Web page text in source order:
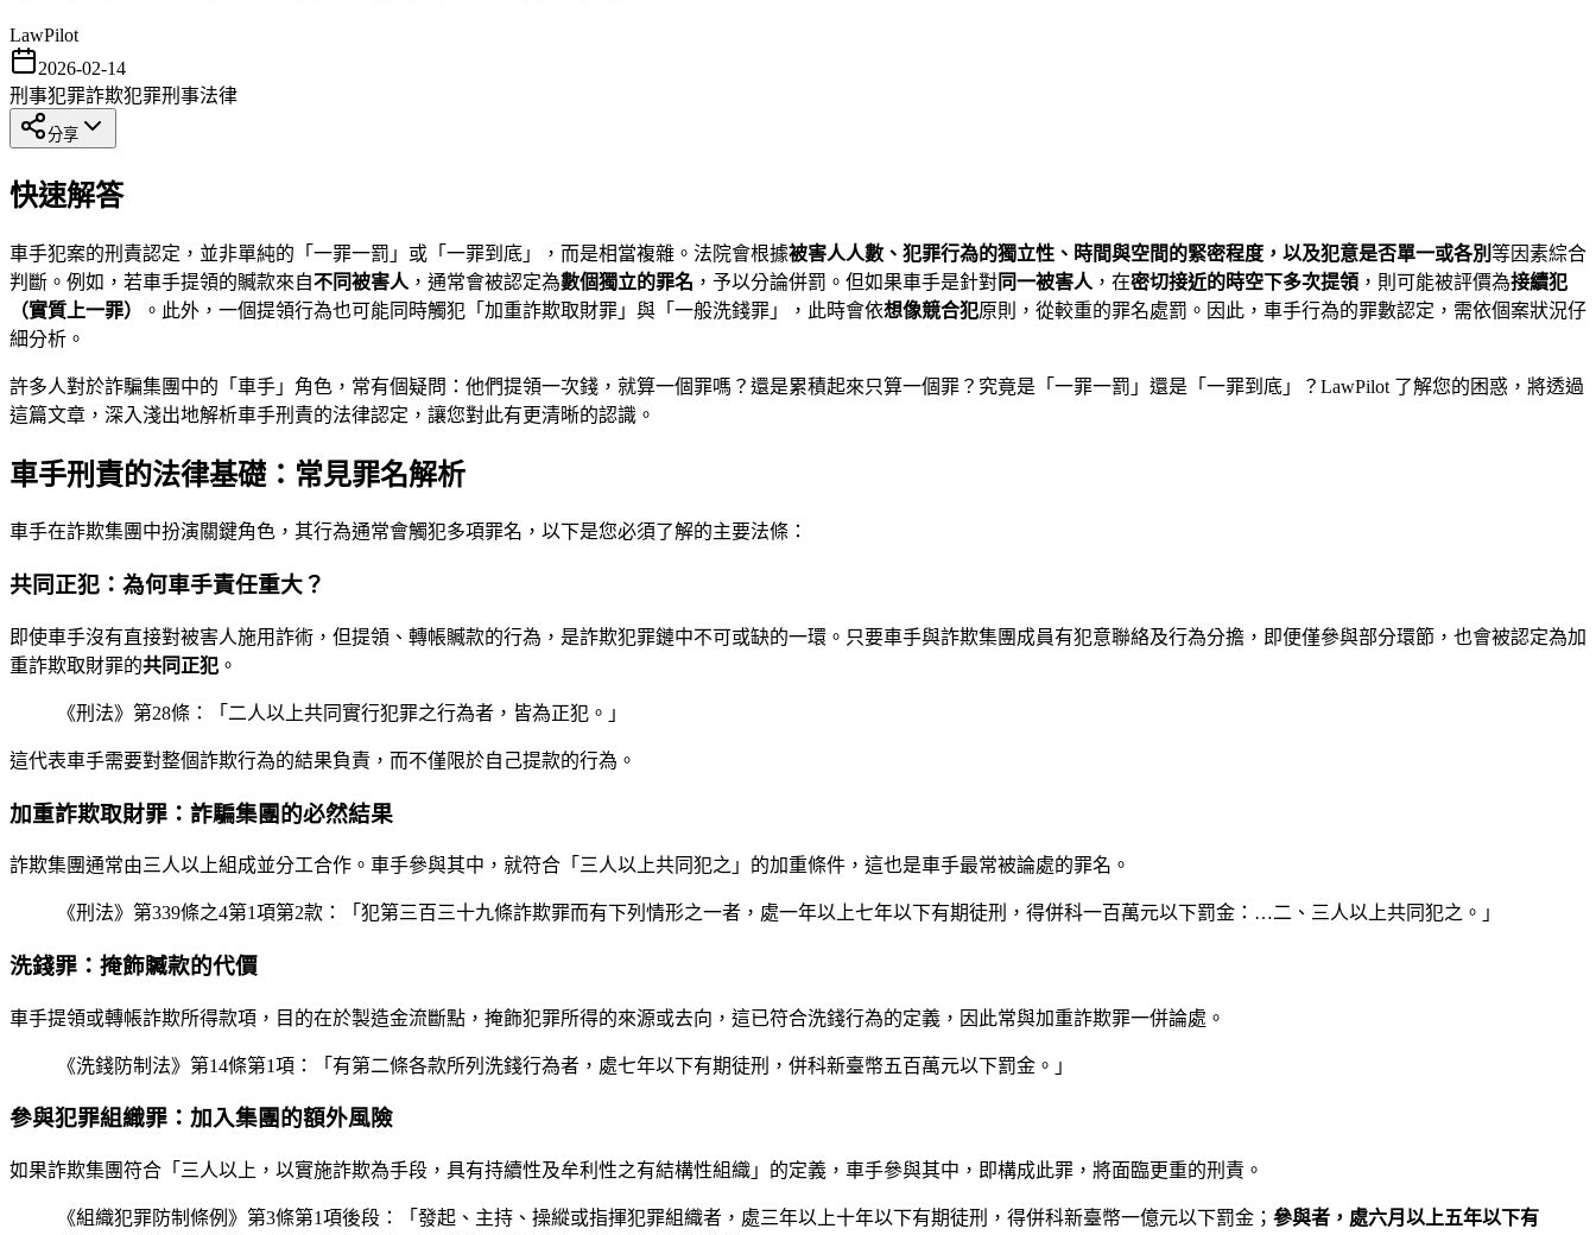
LawPilot
2026-02-14
刑事犯罪詐欺犯罪刑事法律
分享
快速解答
車手犯案的刑責認定，並非單純的「一罪一罰」或「一罪到底」，而是相當複雜。法院會根據被害人人數、犯罪行為的獨立性、時間與空間的緊密程度，以及犯意是否單一或各別 等因素綜合
判斷。例如，若車手提領的贓款來自不同被害人 ，通常會被認定為數個獨立的罪名 ，予以分論併罰。但如果車手是針對同一被害人 ，在密切接近的時空下多次提領 ，則可能被評價為接續犯
（實質上一罪）
。此外，一個提領行為也可能同時觸犯「加重詐欺取財罪」與「一般洗錢罪」，此時會依想像競合犯原則，從較重的罪名處罰。因此，車手行為的罪數認定，需依個案狀況仔
細分析。
許多人對於詐騙集團中的「車手」角色，常有個疑問：他們提領一次錢，就算一個罪嗎？還是累積起來只算一個罪？究竟是「一罪一罰」還是「一罪到底」？LawPilot 了解您的困惑，將透過
這篇文章，深入淺出地解析車手刑責的法律認定，讓您對此有更清晰的認識。
車手刑責的法律基礎：常見罪名解析
車手在詐欺集團中扮演關鍵角色，其行為通常會觸犯多項罪名，以下是您必須了解的主要法條：
共同正犯：為何車手責任重大？
即使車手沒有直接對被害人施用詐術，但提領、轉帳贓款的行為，是詐欺犯罪鏈中不可或缺的一環。只要車手與詐欺集團成員有犯意聯絡及行為分擔，即便僅參與部分環節，也會被認定為加
重詐欺取財罪的共同正犯 。
《刑法》第28條：「二人以上共同實行犯罪之行為者，皆為正犯。」
這代表車手需要對整個詐欺行為的結果負責，而不僅限於自己提款的行為。
加重詐欺取財罪：詐騙集團的必然結果
詐欺集團通常由三人以上組成並分工合作。車手參與其中，就符合「三人以上共同犯之」的加重條件，這也是車手最常被論處的罪名。
《刑法》第339條之4第1項第2款：「犯第三百三十九條詐欺罪而有下列情形之一者，處一年以上七年以下有期徒刑，得併科一百萬元以下罰金：…二、三人以上共同犯之。」
洗錢罪：掩飾贓款的代價
車手提領或轉帳詐欺所得款項，目的在於製造金流斷點，掩飾犯罪所得的來源或去向，這已符合洗錢行為的定義，因此常與加重詐欺罪一併論處。
《洗錢防制法》第14條第1項：「有第二條各款所列洗錢行為者，處七年以下有期徒刑，併科新臺幣五百萬元以下罰金。」
參與犯罪組織罪：加入集團的額外風險
如果詐欺集團符合「三人以上，以實施詐欺為手段，具有持續性及牟利性之有結構性組織」的定義，車手參與其中，即構成此罪，將面臨更重的刑責。
《組織犯罪防制條例》第3條第1項後段：「發起、主持、操縱或指揮犯罪組織者，處三年以上十年以下有期徒刑，得併科新臺幣一億元以下罰金； 參與者，處六月以上五年以下有